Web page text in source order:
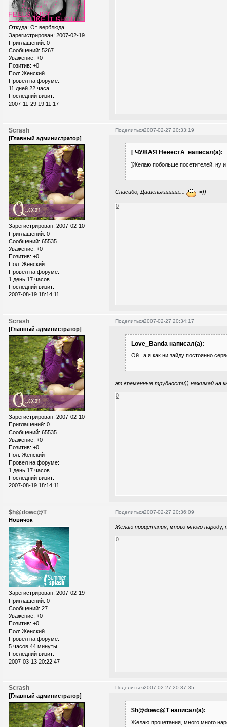
Откуда: От верблюда
Зарегистрирован: 2007-02-19
Приглашений: 0
Сообщений: 5267
Уважение: +0
Позитив: +0
Пол: Женский
Провел на форуме:
11 дней 22 часа
Последний визит:
2007-11-29 19:11:17
Поделиться2007-02-27 20:33:19
Scrash
[Главный администратор]
Зарегистрирован: 2007-02-10
Приглашений: 0
Сообщений: 65535
Уважение: +0
Позитив: +0
Пол: Женский
Провел на форуме:
1 день 17 часов
Последний визит:
2007-08-19 18:14:11
[ ЧУЖАЯ НевестА написал(а):
]Желаю побольше посетителей, ну
Спасибо, Дашенькааааа.... =))
0
Поделиться2007-02-27 20:34:17
Scrash
[Главный администратор]
Зарегистрирован: 2007-02-10
Приглашений: 0
Сообщений: 65535
Уважение: +0
Позитив: +0
Пол: Женский
Провел на форуме:
1 день 17 часов
Последний визит:
2007-08-19 18:14:11
Love_Banda написал(а):
Ой...а я как ни зайду постоянно
эт временные трудности)) нажимай на
0
Поделиться2007-02-27 20:36:09
$h@dowc@T
Новичок
Зарегистрирован: 2007-02-19
Приглашений: 0
Сообщений: 27
Уважение: +0
Позитив: +0
Пол: Женский
Провел на форуме:
5 часов 44 минуты
Последний визит:
2007-03-13 20:22:47
Желаю процетания, много много народу,
0
Поделиться2007-02-27 20:37:35
Scrash
[Главный администратор]
$h@dowc@T написал(а):
Желаю процетания, много много